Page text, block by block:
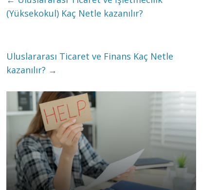
(Yüksekokul) Kaç Netle kazanılır?
Uluslararası Ticaret ve Finans Kaç Netle
kazanılır? →